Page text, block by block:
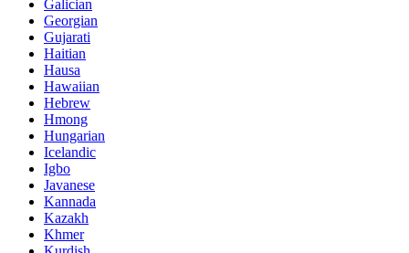
Galician
Georgian
Gujarati
Haitian
Hausa
Hawaiian
Hebrew
Hmong
Hungarian
Icelandic
Igbo
Javanese
Kannada
Kazakh
Khmer